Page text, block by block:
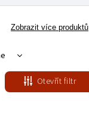
Zobrazit více produktů
Otevřít filtr